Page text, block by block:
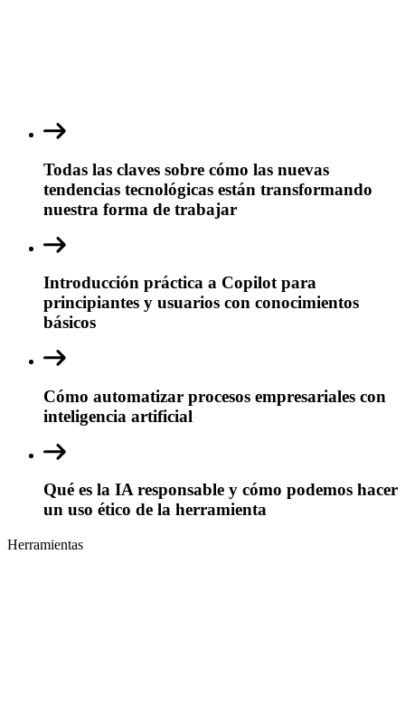
Todas las claves sobre cómo las nuevas
tendencias tecnológicas están transformando
nuestra forma de trabajar
Introducción práctica a Copilot para
principiantes y usuarios con conocimientos
básicos
Cómo automatizar procesos empresariales con
inteligencia artificial
Qué es la IA responsable y cómo podemos hacer
un uso ético de la herramienta
Herramientas